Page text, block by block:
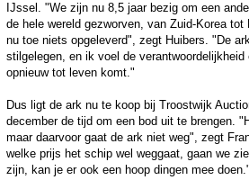
IJssel. "We zijn nu 8,5 jaar bezig om een
de hele wereld gezworven, van Zuid-Korea
nu toe niets opgeleverd", zegt Huibers. "De
stilgelegen, en ik voel de
opnieuw tot leven komt."
Dus ligt de ark nu te koop bij Troostwijk
december de tijd om een bod uit te brengen.
maar daarvoor gaat de ark niet weg", zegt
welke prijs het schip wel weggaat, gaan we
zijn, kan je er ook een hoop dingen mee doen."